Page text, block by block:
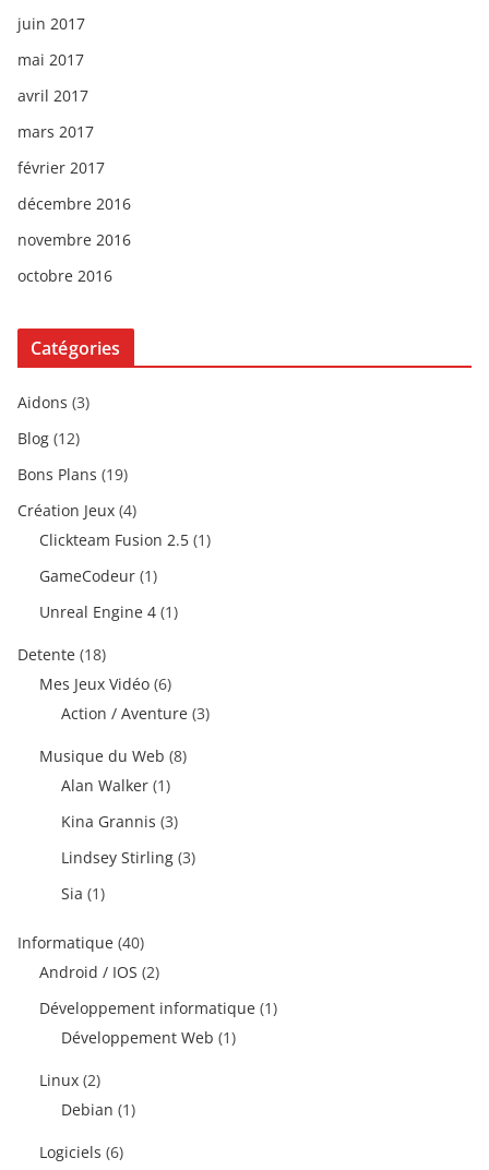
juin 2017
mai 2017
avril 2017
mars 2017
février 2017
décembre 2016
novembre 2016
octobre 2016
Catégories
Aidons (3)
Blog (12)
Bons Plans (19)
Création Jeux (4)
Clickteam Fusion 2.5 (1)
GameCodeur (1)
Unreal Engine 4 (1)
Detente (18)
Mes Jeux Vidéo (6)
Action / Aventure (3)
Musique du Web (8)
Alan Walker (1)
Kina Grannis (3)
Lindsey Stirling (3)
Sia (1)
Informatique (40)
Android / IOS (2)
Développement informatique (1)
Développement Web (1)
Linux (2)
Debian (1)
Logiciels (6)